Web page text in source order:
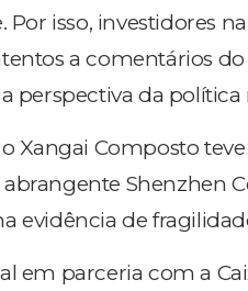
isso, investidores
a comentários
perspectiva da
Xangai Composto teve
Shenzhen
evidência de
em parceria com a